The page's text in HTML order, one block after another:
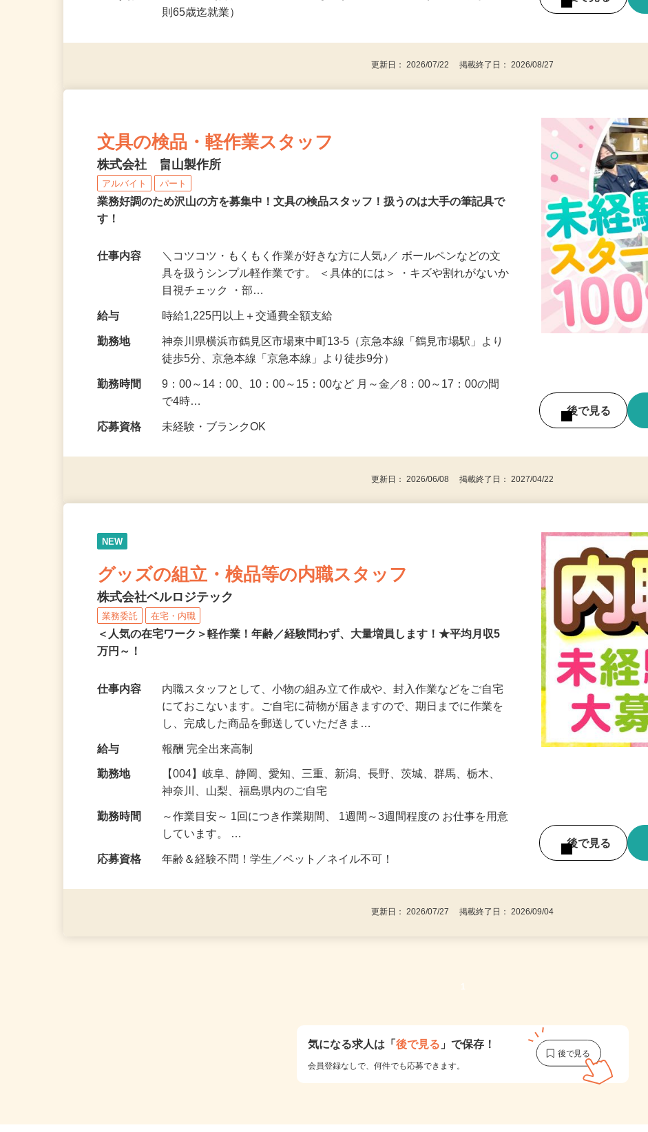
18歳以上（労働基準法第61条による） 定年満60歳（再雇用として原
更新日： 2026/07/22 掲載終了日： 2026/08/27
文具の検品・軽作業スタッフ
株式会社 畠山製作所
アルバイト パート
業務好調のため沢山の方を募集中！文具の検品スタッフ！扱うのは大手の筆記具で
＼コツコツ・もくもく作業が好きな方に人気♪／ ボールペンなどの文
具を扱うシンプル軽作業です。 ＜具体的には＞ ・キズや割れがないか
目視チェック ・部…
給与 時給1,225円以上＋交通費全額支給
徒歩5分、京急本線「京急本線」より徒歩9分）
で4時…
応募資格 未経験・ブランクOK
NEW
グッズの組立・検品等の内職スタッフ
株式会社ベルロジテック
業務委託
万円～！
内職スタッフとして、小物の組み立て作成や、封入作業などをご自宅
し、完成した商品を郵送していただきま…
給与 報酬 完全出来高制
勤務地
【004】岐阜、静岡、愛知、三重、新潟、長野、茨城、群馬、栃木、
神奈川、山梨、福島県内のご自宅
勤務時間
～作業目安～ 1回につき作業期間、 1週間～3週間程度の お仕事を用意
1
気になる求人は「後で見る」で保存！